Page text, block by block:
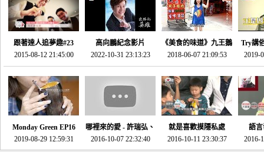
跟著達人追夢趣#23
promo-我想開間咖啡
館(謝佳凌)
2015-08-12 21:45:00
高向鵬紀念影片
2022-10-31 23:13:23
《美食的味道》九王鵝
肉
2018-06-07 21:09:53
Try講
2019-
Monday Green EP16
超意外~環保原來可以
2019-08-29 12:59:31
哪裡來的愛 - 許瑞弘、
李其芬
2016-10-07 22:32:40
就是喜歡摸隱私處
2016-10-11 23:30:37
語
2016-